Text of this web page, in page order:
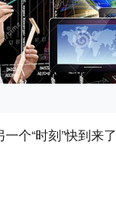
个“时刻”快到来了